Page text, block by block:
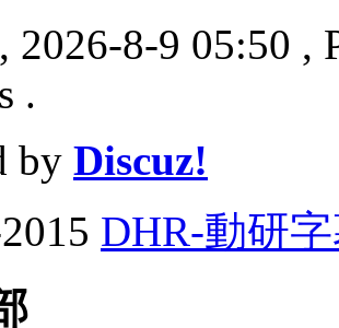
2026-8-9 05:50 ,
.
by Discuz!
DHR-動研